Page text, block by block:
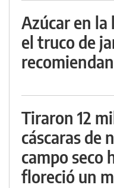
Azúcar en la
el truco de
Tiraron 12
cáscaras de
campo seco
floreció un